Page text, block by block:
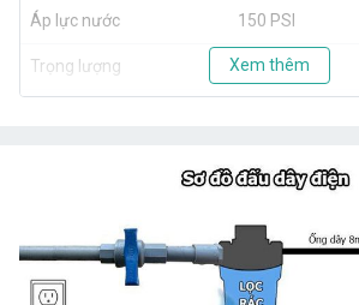
Áp lực nước 150 PSI
Trọng lượng 1,8kg
Xem thêm